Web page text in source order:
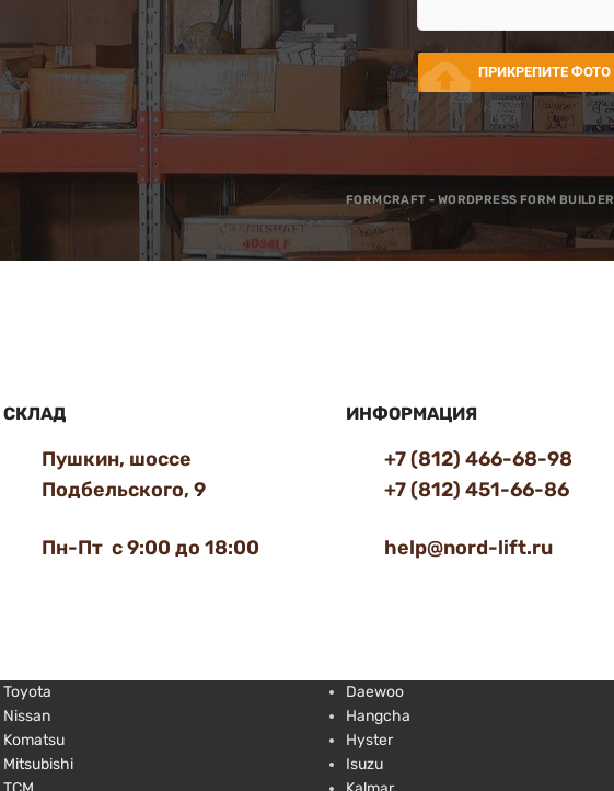
cloud_upload ПРИКРЕПИТЕ ФОТО
FORMCRAFT - WORDPRESS FORM BUILDER
СКЛАД
Пушкин, шоссе
Подбельского, 9
Пн-Пт с 9:00 до 18:00
ИНФОРМАЦИЯ
+7 (812) 466-68-98
+7 (812) 451-66-86
help@nord-lift.ru
Toyota
Nissan
Komatsu
Mitsubishi
Daewoo
Hangcha
Hyster
Isuzu